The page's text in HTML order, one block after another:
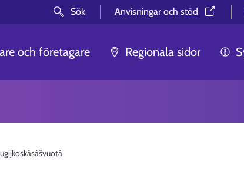
Sök Anvisningar och stöd⁠
och företagare Regionala sidor